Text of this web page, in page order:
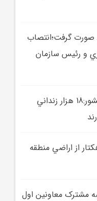
صورت گرفت؛انتصاب
و رئيس سازمان
رئيس هيئت امناي ستاد ديه کشور:18 هزار زنداني
35 هزار هکتار از اراضي منطقه
مشترک معاونين اول